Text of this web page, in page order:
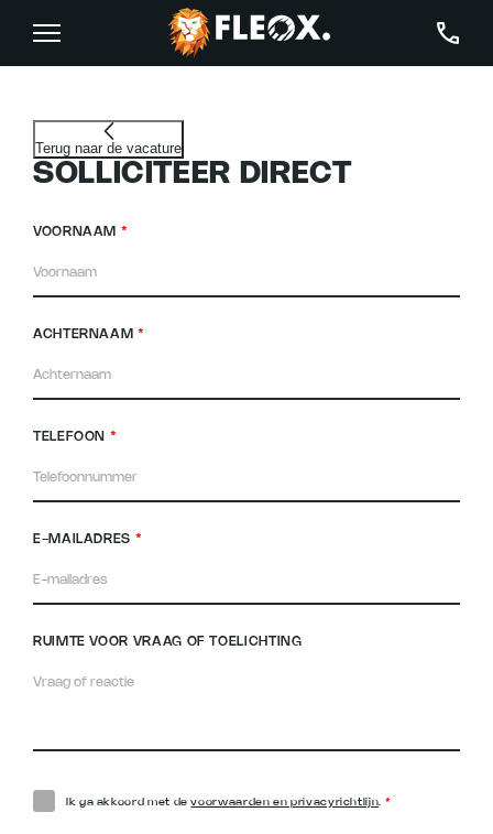
Terug naar de vacature
SOLLICITEER DIRECT
VOORNAAM *
ACHTERNAAM *
TELEFOON *
E-MAILADRES *
RUIMTE VOOR VRAAG OF TOELICHTING
Ik ga akkoord met devoorwaarden en privacyrichtlijn. *